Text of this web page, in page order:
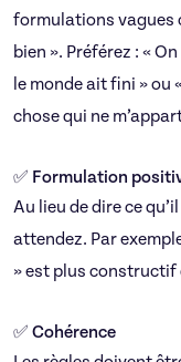
formulations vagues
bien ». Préférez : «
le monde ait fini » ou
chose qui ne
✅ Formulation
Au lieu de dire ce
attendez. Par
» est plus constructif
✅ Cohérence